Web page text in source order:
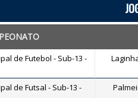
de Futebol - Sub-13 -
de Futsal - Sub-13 -